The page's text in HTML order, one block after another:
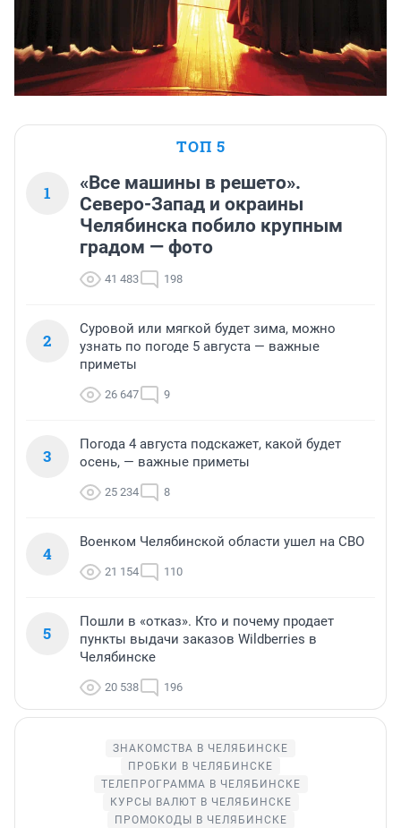
ТОП 5
1
«Все машины в решето».
Северо-Запад и окраины
Челябинска побило крупным
градом — фото
41 483 198
2
Суровой или мягкой будет зима, можно
узнать по погоде 5 августа — важные
приметы
26 647 9
3
Погода 4 августа подскажет, какой будет
осень, — важные приметы
25 234 8
4
Военком Челябинской области ушел на СВО
21 154 110
5
Пошли в «отказ». Кто и почему продает
пункты выдачи заказов Wildberries в
Челябинске
20 538 196
ЗНАКОМСТВА В ЧЕЛЯБИНСКЕ
ПРОБКИ В ЧЕЛЯБИНСКЕ
ТЕЛЕПРОГРАММА В ЧЕЛЯБИНСКЕ
КУРСЫ ВАЛЮТ В ЧЕЛЯБИНСКЕ
ПРОМОКОДЫ В ЧЕЛЯБИНСКЕ